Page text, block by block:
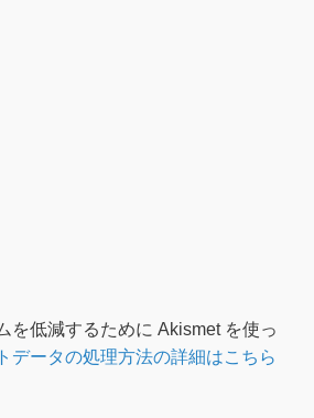
を低減するために Akismet を使っ
データの処理方法の詳細はこちら